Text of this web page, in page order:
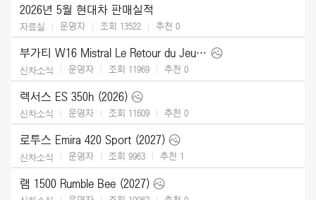
2026년 5월 현대차 판매실적
자료실 운영자 조회 13522 추천 0
부가티 W16 Mistral Le Retour du Jeune Prince (2026)
신차소식 운영자 조회 11969 추천 0
렉서스 ES 350h (2026)
신차소식 운영자 조회 11609 추천 0
로투스 Emira 420 Sport (2027)
신차소식 운영자 조회 9963 추천 1
램 1500 Rumble Bee (2027)